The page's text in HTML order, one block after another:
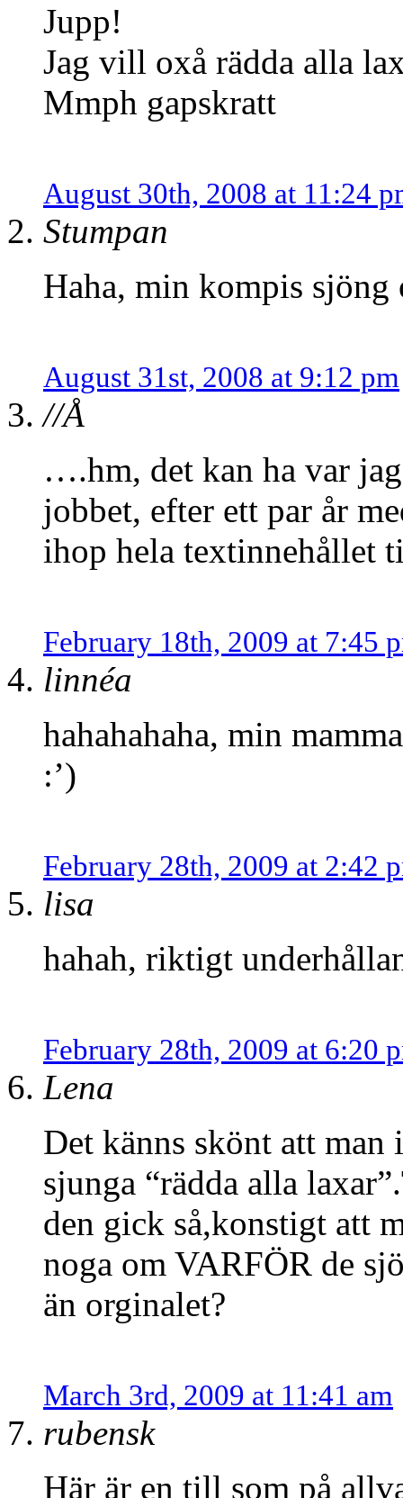
Jupp!
Jag vill oxå rädda alla
Mmph gapskratt
August 30th, 2008 at 11:24
Stumpan
Haha, min kompis
August 31st, 2008 at 9:12 pm
//Å
….hm, det kan ha var
jobbet, efter ett par år
ihop hela
February 18th, 2009 at 7:45
linnéa
hahahahaha, min
:’)
February 28th, 2009 at 2:42
lisa
hahah, riktigt
February 28th, 2009 at 6:20
Lena
Det känns skönt att man
sjunga “rädda alla
den gick så,konstigt att
noga om VARFÖR de
än orginalet?
March 3rd, 2009 at 11:41 am
rubensk
Här är en till som på